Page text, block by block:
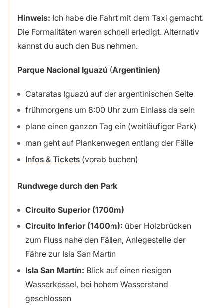
Hinweis: Ich habe die Fahrt mit dem Taxi gemacht.
Die Formalitäten waren schnell erledigt. Alternativ
kannst du auch den Bus nehmen.
Parque Nacional Iguazú (Argentinien)
Cataratas Iguazú auf der argentinischen Seite
frühmorgens um 8:00 Uhr zum Einlass da sein
plane einen ganzen Tag ein (weitläufiger Park)
man geht auf Plankenwegen entlang der Fälle
Infos & Tickets(vorab buchen)
Rundwege durch den Park
Circuito Superior (1700m)
Circuito Inferior (1400m): über Holzbrücken
zum Fluss nahe den Fällen, Anlegestelle der
Fähre zur Isla San Martín
Isla San Martín: Blick auf einen riesigen
Wasserkessel, bei hohem Wasserstand
geschlossen